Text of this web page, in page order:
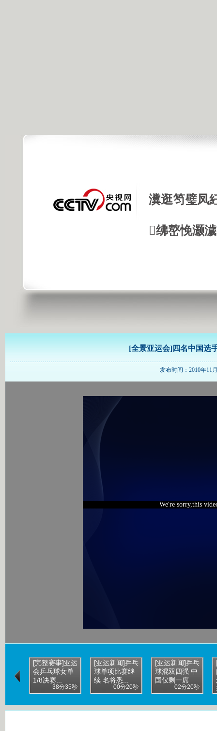
瀵逛笉璧凤
绋嶅悗灏
[全景亚运会]四名中国选
发布时间：2010年11
We're sorry,this
[完整赛事]亚运
会乒乓球女单
1/8决赛...
38分35秒
[亚运新闻]乒乓
球单项比赛继
续 名将悉...
00分20秒
[亚运新闻]乒乓
球混双四强 中
国仅剩一席
02分20秒